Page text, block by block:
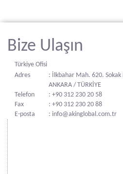
Bize Ulaşın
Türkiye Ofisi
Adres
: İlkbahar Mah. 620. Sokak
ANKARA / TÜRKİYE
Telefon
: +90 312 230 20 58
Fax
: +90 312 230 20 88
E-posta
: info@akinglobal.com.tr